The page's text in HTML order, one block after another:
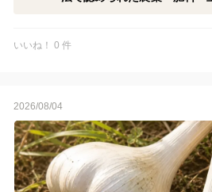
いいね！ 0 件
2026/08/04